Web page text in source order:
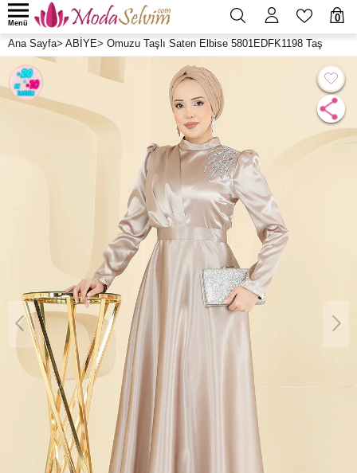
0
Menü
Ana Sayfa> ABİYE> Omuzu Taşlı Saten Elbise 5801EDFK1198 Taş